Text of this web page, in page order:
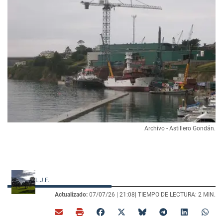
Archivo - Astillero Gondán.
L.J.F.
Actualizado: 07/07/26 | 21:08| TIEMPO DE LECTURA: 2 MIN.